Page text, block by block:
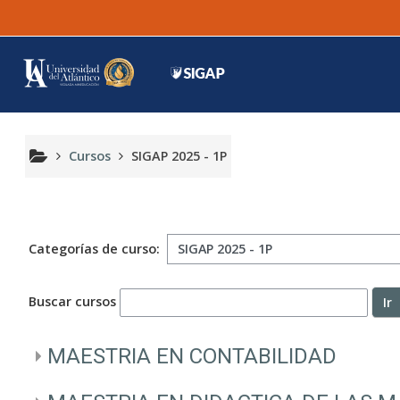
Cursos SIGAP 2025 - 1P
Categorías de curso:
Buscar cursos Ir
MAESTRIA EN CONTABILIDAD